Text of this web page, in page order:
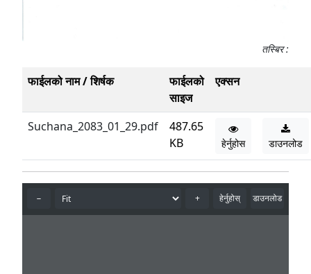
तस्बिर :
फाईलको नाम / शिर्षक
फाईलको
साइज
एक्सन
Suchana_2083_01_29.pdf
487.65
KB
हेर्नुहोस डाउनलोड